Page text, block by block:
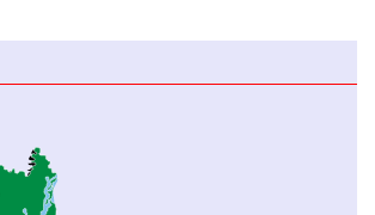
সভাপতি শহিদুল হক টিপু, সিনি: সহ সভাপতি
চীনের হস্তশিল্প এখন ইউনেস্কোর বিশ্ব ঐতিহ্য